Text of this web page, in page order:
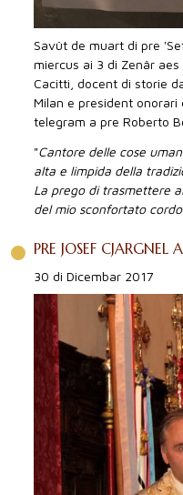
Savût de muart di pre
miercus ai 3 di Zenâr
Cacitti, docent di storie
Milan e president onorari
telegram a pre Roberto
"Cantore delle cose
alta e limpida della
La prego di trasmettere
del mio sconfortato
PRE JOSEF
30 di Dicembar 2017